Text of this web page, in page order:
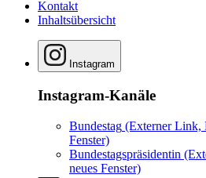
Kontakt
Inhaltsübersicht
Instagram
Instagram-Kanäle
Bundestag (Externer Link,
Fenster)
Bundestagspräsidentin
neues Fenster)